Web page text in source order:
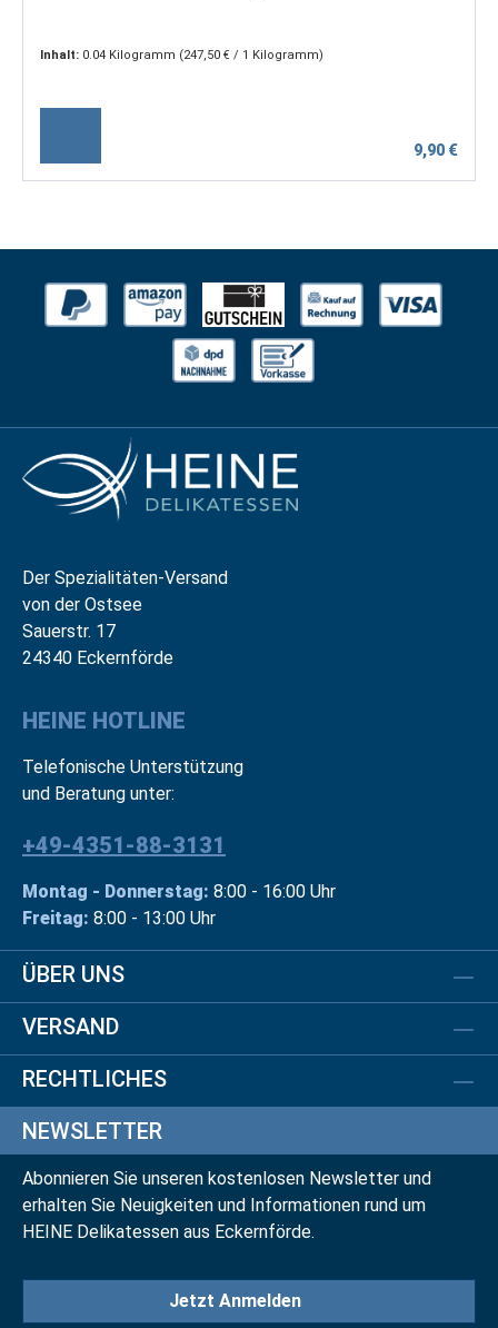
Inhalt: 0.04 Kilogramm (247,50 € / 1 Kilogramm)
9,90 €
Der Spezialitäten-Versand
von der Ostsee
Sauerstr. 17
24340 Eckernförde
HEINE HOTLINE
Telefonische Unterstützung
und Beratung unter:
+49-4351-88-3131
Montag - Donnerstag: 8:00 - 16:00 Uhr
Freitag: 8:00 - 13:00 Uhr
ÜBER UNS
VERSAND
RECHTLICHES
NEWSLETTER
Abonnieren Sie unseren kostenlosen Newsletter und
erhalten Sie Neuigkeiten und Informationen rund um
HEINE Delikatessen aus Eckernförde.
Jetzt Anmelden